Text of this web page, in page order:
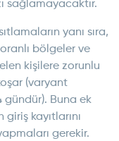
sağlamayacaktır.
yanı sıra,
bölgeler ve
kişilere zorunlu
(varyant
gündür). Buna ek
kayıtlarını
gerekir.